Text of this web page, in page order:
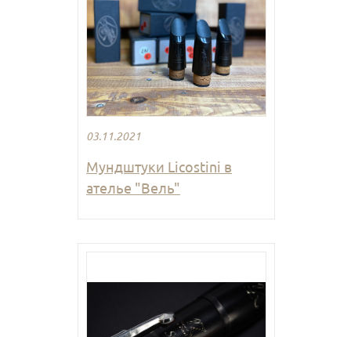
03.11.2021
Мундштуки Licostini в
ателье "Вель"